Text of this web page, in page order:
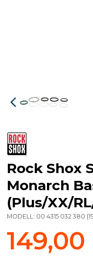
Rock Shox
Monarch
(Plus/XX/
MODELL: 00 4315 032 380 (